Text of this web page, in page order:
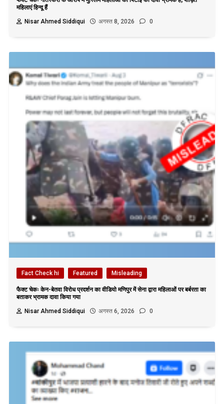
महिलाएं हिन्दू हैं
Nisar Ahmed Siddiqui
अगस्त 8, 2026 0
Fact Check hi Featured Misleading
फैक्ट चेकः केन-बेतवा विरोध प्रदर्शन का वीडियो मणिपुर में सेना द्वारा महिलाओं पर बर्बरता का
बताकर भ्रामक दावा किया गया
Nisar Ahmed Siddiqui
अगस्त 6, 2026 0